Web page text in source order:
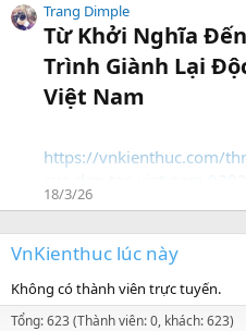
Trang Dimple
Từ Khởi Nghĩa
Trình Giành Lại
Việt Nam​
https://vnkienthuc.com/
18/3/26
VnKienthuc lúc này
Không có thành viên trực tuyến.
Tổng: 623 (Thành viên: 0, khách: 623)